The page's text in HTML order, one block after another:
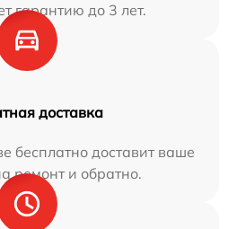
гарантию до 3 лет.
доставка
бесплатно доставит ваше
ремонт и обратно.